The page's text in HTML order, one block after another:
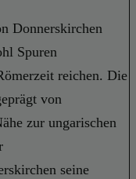
Donnerskirchen
Spuren
reichen. Die
von
zur ungarischen
seine